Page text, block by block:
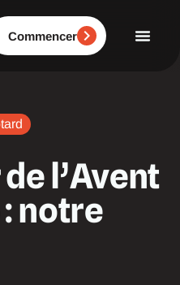
Commencer
l’Avent
notre